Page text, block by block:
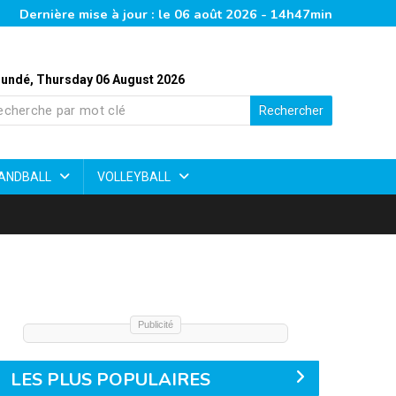
Dernière mise à jour : le 06 août 2026 - 14h47min
Thursday 06 August 2026
Rechercher
VOLLEYBALL
Publicité
LES PLUS POPULAIRES